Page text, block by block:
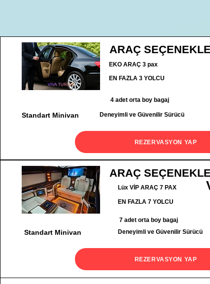
ARAÇ
EKO ARAÇ 3 pax
EN FAZLA 3 YOLCU
4 adet orta boy bagaj
Standart Minivan Deneyimli ve Güvenilir Sürücü
REZERVASYON YAP
ARAÇ
Lüx VİP ARAÇ 7 PAX
EN FAZLA 7 YOLCU
7 adet orta boy bagaj
Standart Minivan Deneyimli ve Güvenilir Sürücü
REZERVASYON YAP